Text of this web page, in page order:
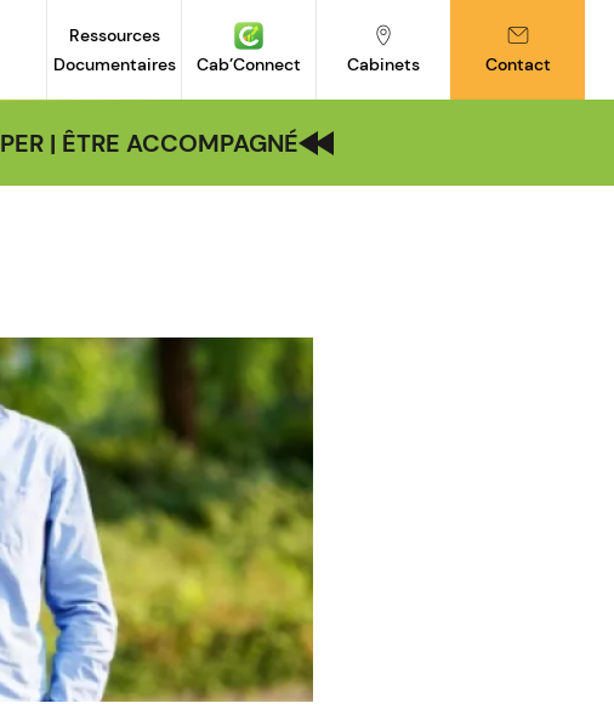
Ressources
Documentaires
Cab’Connect Cabinets Contact
| ÊTRE ACCOMPAGNÉ